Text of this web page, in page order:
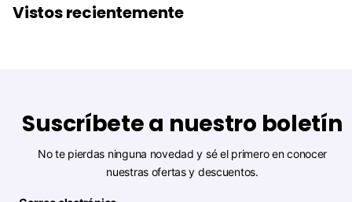
Vistos recientemente
Suscríbete a nuestro boletín
No te pierdas ninguna novedad y sé el primero en conocer
nuestras ofertas y descuentos.